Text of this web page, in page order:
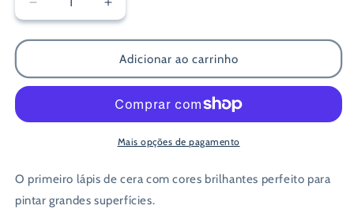
Diminuir
a
quantidade
6
Cera
Staedtler
Junior
Aumentar
a
quantidade
de
6
de
Cera
Grossos
Staedtler
Noris
Junior
Adicionar ao carrinho
Mais opções de pagamento
O primeiro lápis de cera com cores brilhantes perfeito para
pintar grandes superfícies.